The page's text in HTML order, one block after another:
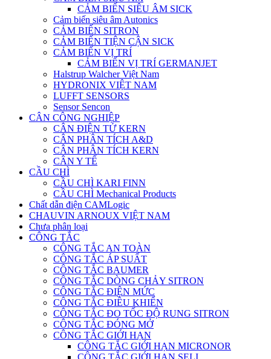
CẢM BIẾN SIÊU ÂM SICK
Cảm biến siêu âm Autonics
CẢM BIẾN SITRON
CẢM BIẾN TIỆN CẬN SICK
CẢM BIẾN VỊ TRÍ
CẢM BIẾN VỊ TRÍ GERMANJET
Halstrup Walcher Việt Nam
HYDRONIX VIỆT NAM
LUFFT SENSORS
Sensor Sencon
CÂN CÔNG NGHIỆP
CÂN ĐIỆN TỬ KERN
CÂN PHÂN TÍCH A&D
CÂN PHÂN TÍCH KERN
CÂN Y TẾ
CẦU CHÌ
CẦU CHÌ KARI FINN
CẦU CHÌ Mechanical Products
Chất dẫn điện CAMLogic
CHAUVIN ARNOUX VIỆT NAM
Chưa phân loại
CÔNG TẮC
CÔNG TẮC AN TOÀN
CÔNG TẮC ÁP SUẤT
CÔNG TẮC BAUMER
CÔNG TẮC DÒNG CHẢY SITRON
CÔNG TẮC ĐIỆN MỨC
CÔNG TẮC ĐIỀU KHIỂN
CÔNG TẮC ĐO TỐC ĐỘ RUNG SITRON
CÔNG TẮC ĐÓNG MỞ
CÔNG TẮC GIỚI HẠN
CÔNG TẮC GIỚI HẠN MICRONOR
CÔNG TẮC GIỚI HẠN SELI